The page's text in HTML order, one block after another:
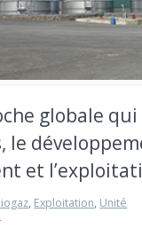
globale qui
le
et
, Exploitation, Unité